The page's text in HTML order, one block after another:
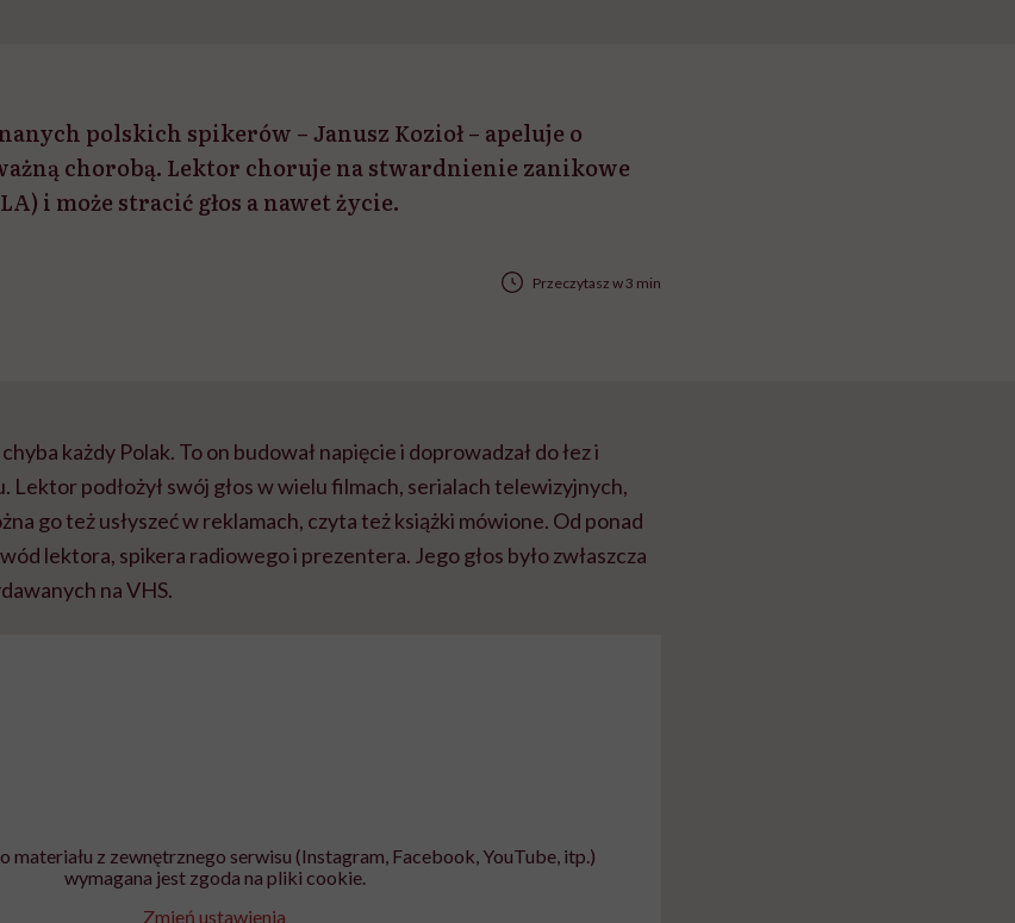
polskich spikerów – Janusz Kozioł – apeluje o
chorobą. Lektor choruje na stwardnienie zanikowe
i może stracić głos a nawet życie.
Przeczytasz w 3 min
chyba każdy Polak. To on budował napięcie i doprowadzał do łez i
podłożył swój głos w wielu filmach, serialach telewizyjnych,
go też usłyszeć w reklamach, czyta też książki mówione. Od ponad
lektora, spikera radiowego i prezentera. Jego głos było zwłaszcza
na VHS.
materiału z zewnętrznego serwisu (Instagram, Facebook, YouTube, itp.)
wymagana jest zgoda na pliki cookie.
Zmień ustawienia